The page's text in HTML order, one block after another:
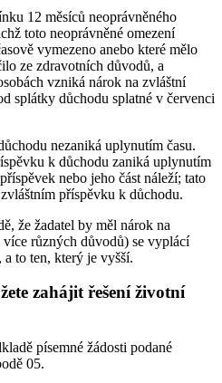
12 měsíců neoprávněného
toto neoprávněné omezení
vymezeno anebo které mělo
ze zdravotních důvodů, a
vzniká nárok na zvláštní
splátky důchodu splatné v červenci
nezaniká uplynutím času.
k důchodu zaniká uplynutím
nebo jeho část náleží; tato
příspěvku k důchodu.
že žadatel by měl nárok na
různých důvodů) se vyplácí
to ten, který je vyšší.
zahájit řešení životní
písemné žádosti podané
05.